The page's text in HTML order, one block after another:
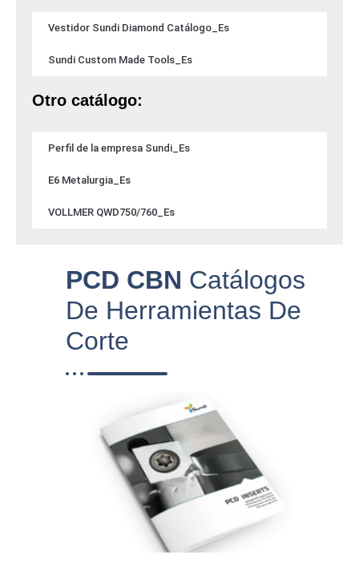
Vestidor Sundi Diamond Catálogo_Es
Sundi Custom Made Tools_Es
Otro catálogo:
Perfil de la empresa Sundi_Es
E6 Metalurgia_Es
VOLLMER QWD750/760_Es
PCD CBN Catálogos
De Herramientas De
Corte